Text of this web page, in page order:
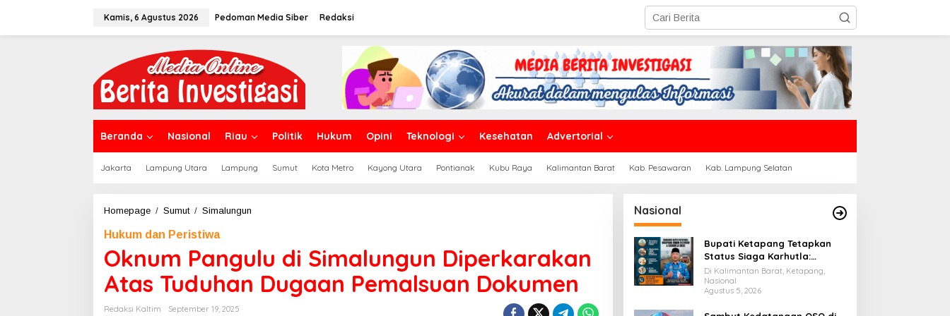
Kamis, 6 Agustus 2026 Pedoman Media Siber Redaksi
Beranda Nasional Riau Politik Hukum Opini Teknologi Kesehatan Advertorial
Jakarta Lampung Utara Lampung Sumut Kota Metro Kayong Utara Pontianak Kubu Raya Kalimantan Barat Kab. Pesawaran Kab. Lampung Selatan
Homepage / Sumut / Simalungun
m
a
Hukum dan Peristiwa
Oknum Pangulu di Simalungun Diperkarakan
Atas Tuduhan Dugaan Pemalsuan Dokumen
Redaksi Kaltim
September 19, 2025
Nasional
Bupati Ketapang Tetapkan
Status Siaga Karhutla:
Masyarakat Diimbau
Waspada Cuaca Ekstrem
Di Kalimantan Barat, Ketapang,
Nasional
Agustus 5, 2026